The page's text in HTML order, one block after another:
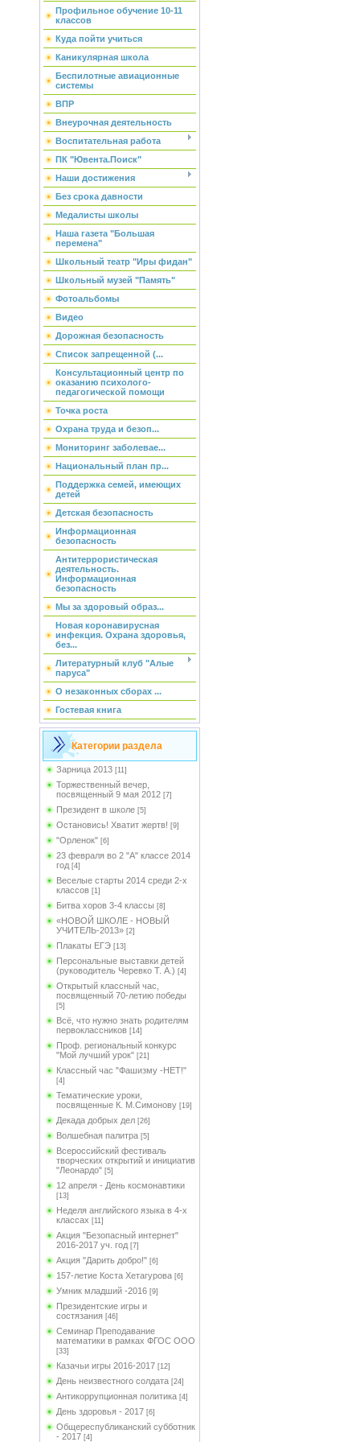
Профильное обучение 10-11
классов
Куда пойти учиться
Каникулярная школа
Беспилотные авиационные
системы
ВПР
Внеурочная деятельность
Воспитательная работа
ПК "Ювента.Поиск"
Наши достижения
Без срока давности
Медалисты школы
Наша газета "Большая
перемена"
Школьный театр "Иры фидан"
Школьный музей "Память"
Фотоальбомы
Видео
Дорожная безопасность
Список запрещенной (...
Консультационный центр по
оказанию психолого-
педагогической помощи
Точка роста
Охрана труда и безоп...
Мониторинг заболевае...
Национальный план пр...
Поддержка семей, имеющих
детей
Детская безопасность
Информационная
безопасность
Антитеррористическая
деятельность.
Информационная
безопасность
Мы за здоровый образ...
Новая коронавирусная
инфекция. Охрана здоровья,
без...
Литературный клуб "Алые
паруса"
О незаконных сборах ...
Гостевая книга
Категории раздела
Зарница 2013 [11]
Торжественный вечер,
посвященный 9 мая 2012 [7]
Президент в школе [5]
Остановись! Хватит жертв! [9]
"Орленок" [6]
23 февраля во 2 "А" классе 2014
год [4]
Веселые старты 2014 среди 2-х
классов [1]
Битва хоров 3-4 классы [8]
«НОВОЙ ШКОЛЕ - НОВЫЙ
УЧИТЕЛЬ-2013» [2]
Плакаты ЕГЭ [13]
Персональные выставки детей
(руководитель Черевко Т. А.) [4]
Открытый классный час,
посвященный 70-летию победы
[5]
Всё, что нужно знать родителям
первоклассников [14]
Проф. региональный конкурс
"Мой лучший урок" [21]
Классный час "Фашизму -НЕТ!"
[4]
Тематические уроки,
посвященные К. М.Симонову [19]
Декада добрых дел [26]
Волшебная палитра [5]
Всероссийский фестиваль
творческих открытий и инициатив
"Леонардо" [5]
12 апреля - День космонавтики
[13]
Неделя английского языка в 4-х
классах [11]
Акция "Безопасный интернет"
2016-2017 уч. год [7]
Акция "Дарить добро!" [6]
157-летие Коста Хетагурова [6]
Умник младший -2016 [9]
Президентские игры и
состязания [46]
Семинар Преподавание
математики в рамках ФГОС ООО
[33]
Казачьи игры 2016-2017 [12]
День неизвестного солдата [24]
Антикоррупционная политика [4]
День здоровья - 2017 [6]
Общереспубликанский субботник
- 2017 [4]